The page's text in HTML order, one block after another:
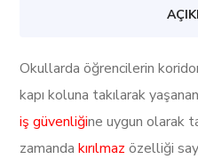
KOL
)
adet
Okullarda öğrencilerin
kapı koluna takılarak
iş güvenliğine uygun olarak
zamandakırılmaz özelliği